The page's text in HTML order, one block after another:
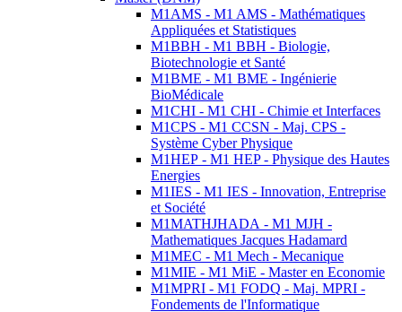
M1AMS - M1 AMS - Mathématiques
Appliquées et Statistiques
M1BBH - M1 BBH - Biologie,
Biotechnologie et Santé
M1BME - M1 BME - Ingénierie
BioMédicale
M1CHI - M1 CHI - Chimie et Interfaces
M1CPS - M1 CCSN - Maj. CPS -
Système Cyber Physique
M1HEP - M1 HEP - Physique des Hautes
Energies
M1IES - M1 IES - Innovation, Entreprise
et Société
M1MATHJHADA - M1 MJH -
Mathematiques Jacques Hadamard
M1MEC - M1 Mech - Mecanique
M1MIE - M1 MiE - Master en Economie
M1MPRI - M1 FODQ - Maj. MPRI -
Fondements de l'Informatique